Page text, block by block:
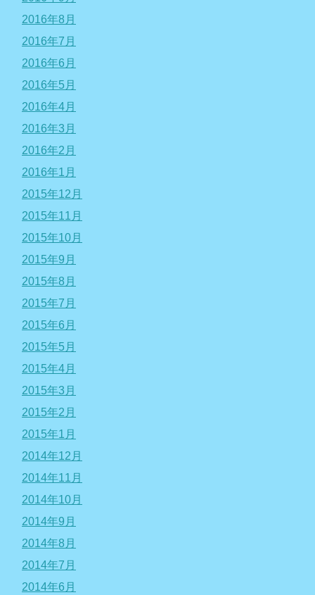
2016年8月
2016年7月
2016年6月
2016年5月
2016年4月
2016年3月
2016年2月
2016年1月
2015年12月
2015年11月
2015年10月
2015年9月
2015年8月
2015年7月
2015年6月
2015年5月
2015年4月
2015年3月
2015年2月
2015年1月
2014年12月
2014年11月
2014年10月
2014年9月
2014年8月
2014年7月
2014年6月